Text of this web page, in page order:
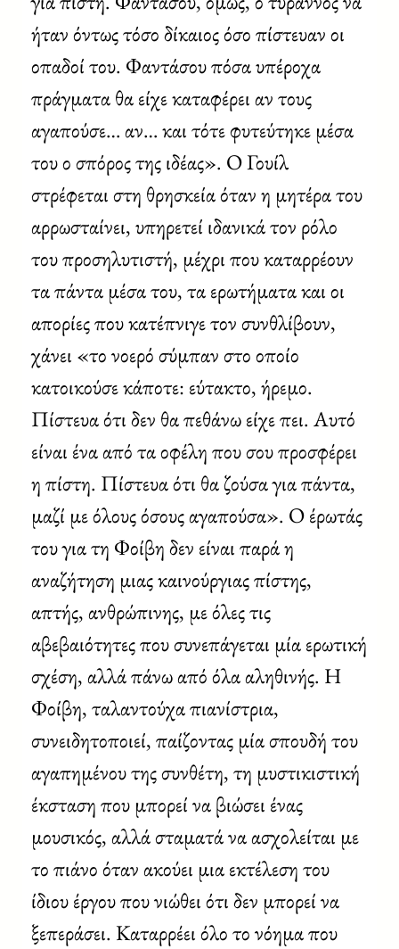
ήταν όντως τόσο δίκαιος όσο πίστευαν οι
οπαδοί του. Φαντάσου πόσα υπέροχα
πράγματα θα είχε καταφέρει αν τους
αγαπούσε… αν… και τότε φυτεύτηκε μέσα
του ο σπόρος της ιδέας». Ο Γουίλ
στρέφεται στη θρησκεία όταν η μητέρα του
αρρωσταίνει, υπηρετεί ιδανικά τον ρόλο
του προσηλυτιστή, μέχρι που καταρρέουν
τα πάντα μέσα του, τα ερωτήματα και οι
απορίες που κατέπνιγε τον συνθλίβουν,
χάνει «το νοερό σύμπαν στο οποίο
κατοικούσε κάποτε: εύτακτο, ήρεμο.
Πίστευα ότι δεν θα πεθάνω είχε πει. Αυτό
είναι ένα από τα οφέλη που σου προσφέρει
η πίστη. Πίστευα ότι θα ζούσα για πάντα,
μαζί με όλους όσους αγαπούσα». Ο έρωτάς
του για τη Φοίβη δεν είναι παρά η
αναζήτηση μιας καινούργιας πίστης,
απτής, ανθρώπινης, με όλες τις
αβεβαιότητες που συνεπάγεται μία ερωτική
σχέση, αλλά πάνω από όλα αληθινής. Η
Φοίβη, ταλαντούχα πιανίστρια,
συνειδητοποιεί, παίζοντας μία σπουδή του
αγαπημένου της συνθέτη, τη μυστικιστική
έκσταση που μπορεί να βιώσει ένας
μουσικός, αλλά σταματά να ασχολείται με
το πιάνο όταν ακούει μια εκτέλεση του
ίδιου έργου που νιώθει ότι δεν μπορεί να
ξεπεράσει. Καταρρέει όλο το νόημα που